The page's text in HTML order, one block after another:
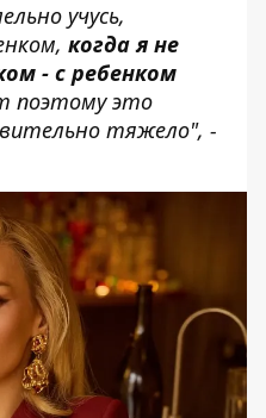
учусь,
когда я не
- с ребенком
поэтому это
тяжело", -